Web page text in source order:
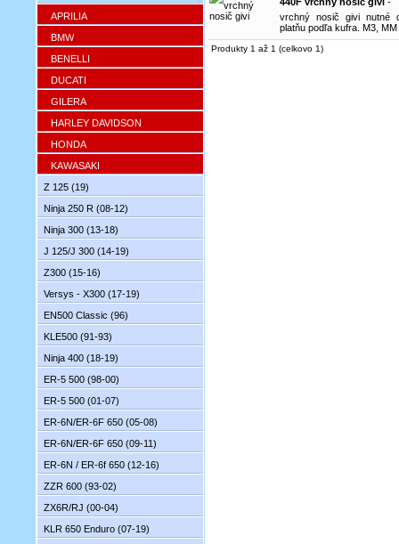
APRILIA
BMW
BENELLI
DUCATI
GILERA
HARLEY DAVIDSON
HONDA
KAWASAKI
Z 125 (19)
Ninja 250 R (08-12)
Ninja 300 (13-18)
J 125/J 300 (14-19)
Z300 (15-16)
Versys - X300 (17-19)
EN500 Classic (96)
KLE500 (91-93)
Ninja 400 (18-19)
ER-5 500 (98-00)
ER-5 500 (01-07)
ER-6N/ER-6F 650 (05-08)
ER-6N/ER-6F 650 (09-11)
ER-6N / ER-6f 650 (12-16)
ZZR 600 (93-02)
ZX6R/RJ (00-04)
KLR 650 Enduro (07-19)
vrchný nosič givi nutné
platňu podľa kufra. M3, MM
Produkty 1 až 1 (celkovo 1)